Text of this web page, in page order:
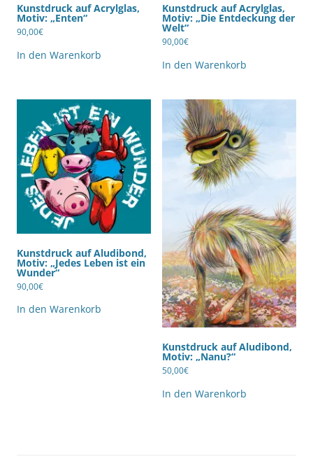
Kunstdruck auf Acrylglas,
Motiv: „Enten“
90,00€
In den Warenkorb
Kunstdruck auf Acrylglas,
Motiv: „Die Entdeckung der
Welt“
90,00€
In den Warenkorb
Kunstdruck auf Aludibond,
Motiv: „Jedes Leben ist ein
Wunder“
90,00€
In den Warenkorb
Kunstdruck auf Aludibond,
Motiv: „Nanu?“
50,00€
In den Warenkorb